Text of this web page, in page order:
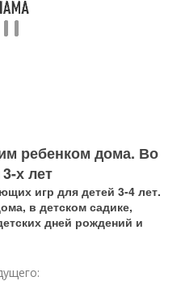
ребенком дома. Во
х лет
игр для детей 3-4 лет.
в детском садике,
дней рождений и